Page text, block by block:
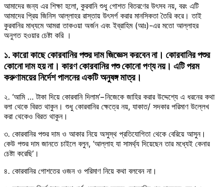
আমাদের জন্য এর শিক্ষা হলো, কুরবানি শুধু গোশত বিতরণের উৎসব নয়, বরং এটি
আমাদের প্রিয় জিনিস আল্লাহর রাস্তায় উৎসর্গ করার মানসিকতা তৈরি করে। তাই
কুরবানির মাধ্যমে আমরা তাকওয়া অর্জন এবং ইব্রাহিম (আঃ)-এর মতো আল্লাহর
অনুগত হওয়ার চেষ্টা করি ।
১. কারো কাছে কোরবানির পশুর দাম জিজ্ঞেস করবেন না। কোরবানির পশুর
কোনো দাম হয় না। কারণ কোরবানির পশু কোনো পণ্য নয়। এটি পরম
করুণাময়ের নির্দেশ পালনের একটি অনুষঙ্গ মাত্র।
২. ‘আমি … টাকা দিয়ে কোরবানি দিলাম’−নিজেকে জাহির করার উদ্দেশ্যে এ ধরনের কথা
বলা থেকে বিরত থাকুন। শুধু কোরবানির ক্ষেত্রে নয়, যাকাত/ সদকার পরিমাণ উল্লেখ
করা থেকেও বিরত থাকুন।
৩. কোরবানির পশুর দাম ও আকার নিয়ে অসুস্থ প্রতিযোগিতা থেকে বেরিয়ে আসুন।
কেউ পশুর দাম জানতে চাইলে বলুন, ‘আল্লাহ যা সামর্থ্য দিয়েছেন তার মধ্যেই কেনার
চেষ্টা করেছি’।
৪. কোরবানির গোশতের ওজন ও পরিমাণ নিয়ে কথা বলবেন না।